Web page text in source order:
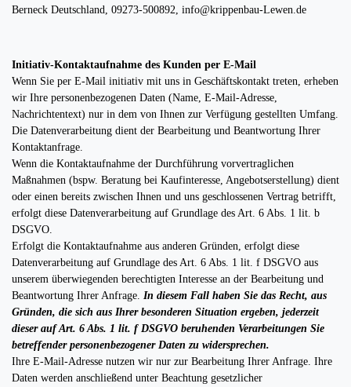
Berneck Deutschland, 09273-500892, info@krippenbau-Lewen.de
Initiativ-Kontaktaufnahme des Kunden per E-Mail
Wenn Sie per E-Mail initiativ mit uns in Geschäftskontakt treten, erheben
wir Ihre personenbezogenen Daten (Name, E-Mail-Adresse,
Nachrichtentext) nur in dem von Ihnen zur Verfügung gestellten Umfang.
Die Datenverarbeitung dient der Bearbeitung und Beantwortung Ihrer
Kontaktanfrage.
Wenn die Kontaktaufnahme der Durchführung vorvertraglichen
Maßnahmen (bspw. Beratung bei Kaufinteresse, Angebotserstellung) dient
oder einen bereits zwischen Ihnen und uns geschlossenen Vertrag betrifft,
erfolgt diese Datenverarbeitung auf Grundlage des Art. 6 Abs. 1 lit. b
DSGVO.
Erfolgt die Kontaktaufnahme aus anderen Gründen, erfolgt diese
Datenverarbeitung auf Grundlage des Art. 6 Abs. 1 lit. f DSGVO aus
unserem überwiegenden berechtigten Interesse an der Bearbeitung und
Beantwortung Ihrer Anfrage. In diesem Fall haben Sie das Recht, aus
Gründen, die sich aus Ihrer besonderen Situation ergeben, jederzeit
dieser auf Art. 6 Abs. 1 lit. f DSGVO beruhenden Verarbeitungen Sie
betreffender personenbezogener Daten zu widersprechen.
Ihre E-Mail-Adresse nutzen wir nur zur Bearbeitung Ihrer Anfrage. Ihre
Daten werden anschließend unter Beachtung gesetzlicher